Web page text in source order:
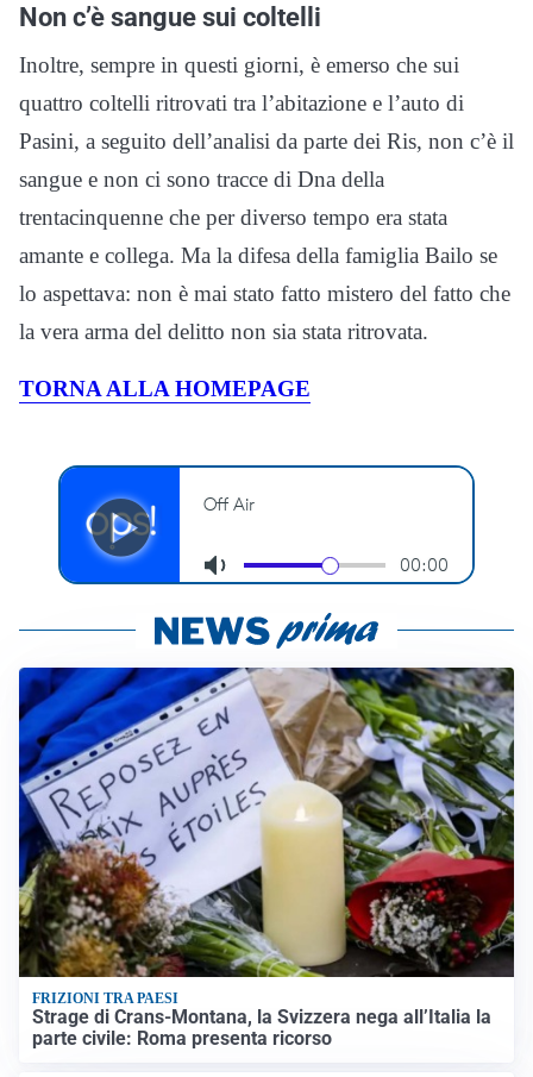
Non c’è sangue sui coltelli
Inoltre, sempre in questi giorni, è emerso che sui
quattro coltelli ritrovati tra l’abitazione e l’auto di
Pasini, a seguito dell’analisi da parte dei Ris, non c’è il
sangue e non ci sono tracce di Dna della
trentacinquenne che per diverso tempo era stata
amante e collega. Ma la difesa della famiglia Bailo se
lo aspettava: non è mai stato fatto mistero del fatto che
la vera arma del delitto non sia stata ritrovata.
TORNA ALLA HOMEPAGE
FRIZIONI TRA PAESI
Strage di Crans-Montana, la Svizzera nega all’Italia la
parte civile: Roma presenta ricorso